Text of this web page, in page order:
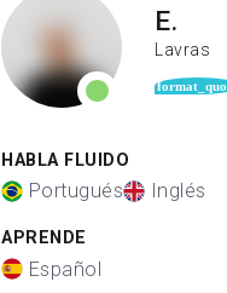
E.
Lavras
HABLA FLUIDO
Portugués Inglés
APRENDE
Español